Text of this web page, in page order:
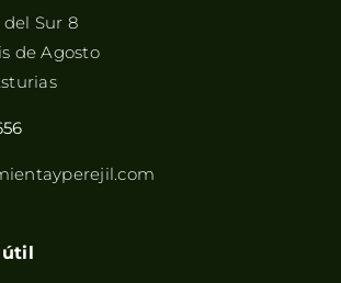
Sur 8
de Agosto
útil